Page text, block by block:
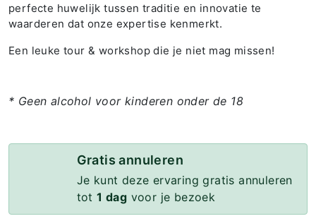
perfecte huwelijk tussen traditie en innovatie te
waarderen dat onze expertise kenmerkt.
Een leuke tour & workshop die je niet mag missen!
* Geen alcohol voor kinderen onder de 18
Gratis annuleren
Je kunt deze ervaring gratis annuleren
tot1 dag voor je bezoek